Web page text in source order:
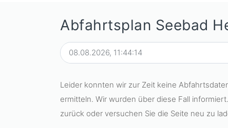
Abfahrtsplan Seebad
Leider konnten wir zur Zeit keine
ermitteln. Wir wurden über diese Fall
zurück oder versuchen Sie die Seite neu zu